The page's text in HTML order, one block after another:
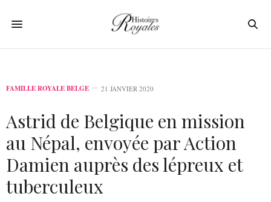
FAMILLE ROYALE BELGE 21 JANVIER 2020
Astrid de Belgique en mission
au Népal, envoyée par Action
Damien auprès des lépreux et
tuberculeux